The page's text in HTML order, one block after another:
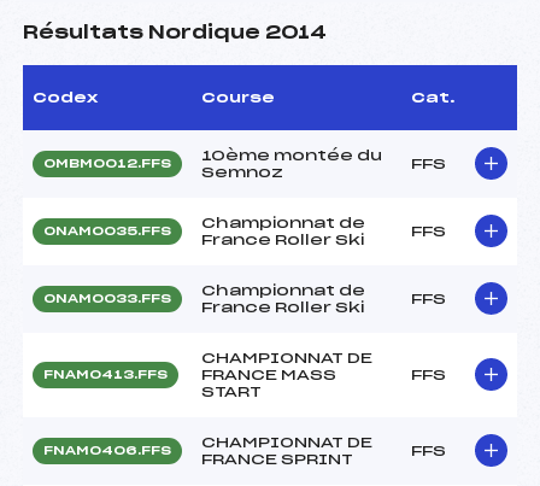
Résultats Nordique 2014
Codex Course Cat.
OMBM0012.FFS
10ème montée du
Semnoz
FFS
ONAM0035.FFS
Championnat de
France Roller Ski
FFS
ONAM0033.FFS
Championnat de
France Roller Ski
FFS
FNAM0413.FFS
CHAMPIONNAT DE
FRANCE MASS
START
FFS
FNAM0406.FFS
CHAMPIONNAT DE
FRANCE SPRINT
FFS